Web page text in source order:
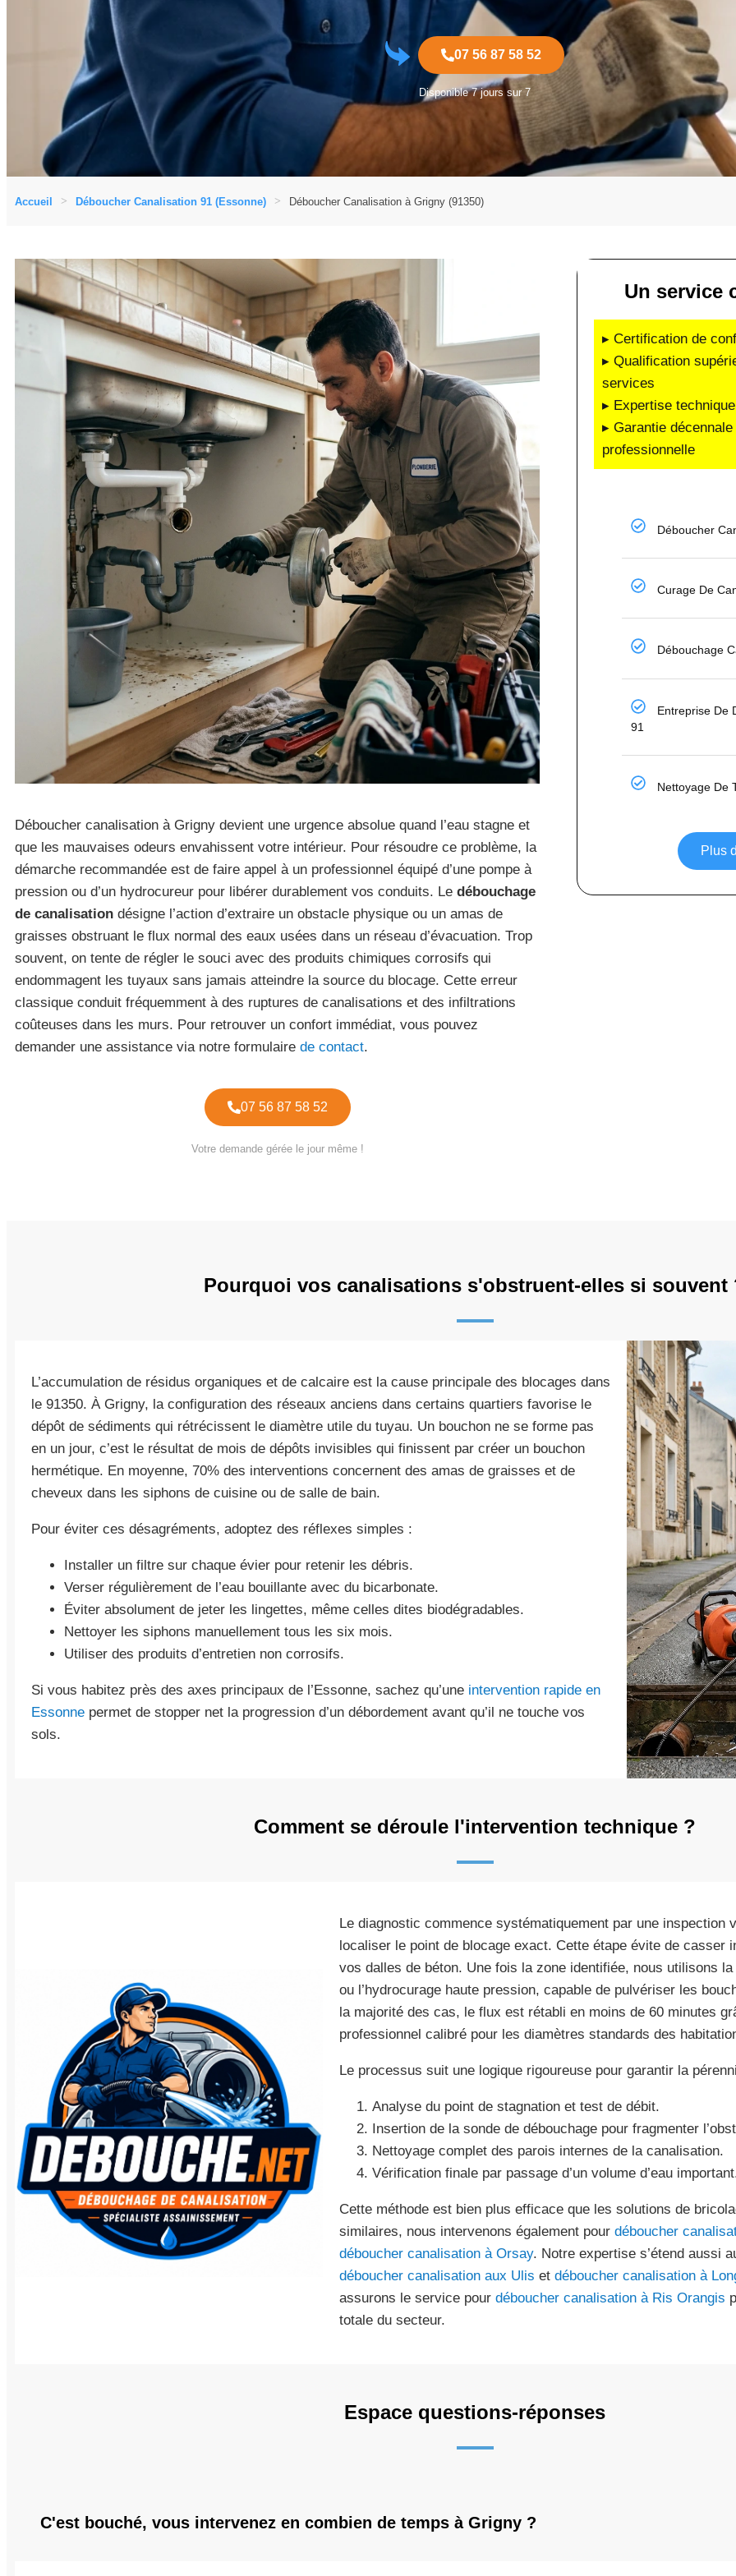
07 56 87 58 52
Disponible 7 jours sur 7
Accueil Déboucher Canalisation 91 (Essonne) Déboucher Canalisation à Grigny (91350)
Déboucher canalisation à Grigny devient une urgence absolue quand l’eau stagne et
que les mauvaises odeurs envahissent votre intérieur. Pour résoudre ce problème, la
démarche recommandée est de faire appel à un professionnel équipé d’une pompe à
pression ou d’un hydrocureur pour libérer durablement vos conduits. Le débouchage
de canalisation désigne l’action d’extraire un obstacle physique ou un amas de
graisses obstruant le flux normal des eaux usées dans un réseau d’évacuation. Trop
souvent, on tente de régler le souci avec des produits chimiques corrosifs qui
endommagent les tuyaux sans jamais atteindre la source du blocage. Cette erreur
classique conduit fréquemment à des ruptures de canalisations et des infiltrations
coûteuses dans les murs. Pour retrouver un confort immédiat, vous pouvez
demander une assistance via notre formulaire de contact.
07 56 87 58 52
Votre demande gérée le jour même !
Un service
▸ Certification de
▸ Qualification
services
▸ Expertise
▸ Garantie
professionnelle
Déboucher
Curage De
Débouchage
Entreprise De
91
Nettoyage De
Plus
Pourquoi vos canalisations s'obstruent-elles si souvent
L’accumulation de résidus organiques et de calcaire est la cause principale des blocages dans
le 91350. À Grigny, la configuration des réseaux anciens dans certains quartiers favorise le
dépôt de sédiments qui rétrécissent le diamètre utile du tuyau. Un bouchon ne se forme pas
en un jour, c’est le résultat de mois de dépôts invisibles qui finissent par créer un bouchon
hermétique. En moyenne, 70% des interventions concernent des amas de graisses et de
cheveux dans les siphons de cuisine ou de salle de bain.
Pour éviter ces désagréments, adoptez des réflexes simples :
Installer un filtre sur chaque évier pour retenir les débris.
Verser régulièrement de l’eau bouillante avec du bicarbonate.
Éviter absolument de jeter les lingettes, même celles dites biodégradables.
Nettoyer les siphons manuellement tous les six mois.
Utiliser des produits d’entretien non corrosifs.
Si vous habitez près des axes principaux de l’Essonne, sachez qu’une intervention rapide en
Essonne permet de stopper net la progression d’un débordement avant qu’il ne touche vos
sols.
Comment se déroule l'intervention technique ?
Le diagnostic commence systématiquement par une inspection
localiser le point de blocage exact. Cette étape évite de casser
vos dalles de béton. Une fois la zone identifiée, nous utilisons
ou l’hydrocurage haute pression, capable de pulvériser les
la majorité des cas, le flux est rétabli en moins de 60 minutes
professionnel calibré pour les diamètres standards des
Le processus suit une logique rigoureuse pour garantir la
Analyse du point de stagnation et test de débit.
Insertion de la sonde de débouchage pour fragmenter
Nettoyage complet des parois internes de la canalisation.
Vérification finale par passage d’un volume d’eau
Cette méthode est bien plus efficace que les solutions de
similaires, nous intervenons également pour déboucher
déboucher canalisation à Orsay. Notre expertise s’étend aussi
déboucher canalisation aux Ulis et déboucher canalisation à
assurons le service pour déboucher canalisation à Ris Orangis
totale du secteur.
Espace questions-réponses
C'est bouché, vous intervenez en combien de temps à Grigny ?